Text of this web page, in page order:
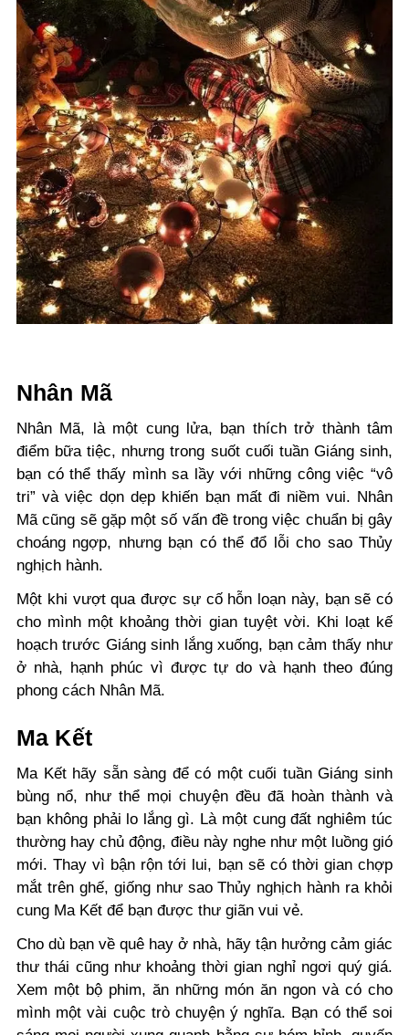
Nhân Mã
Nhân Mã, là một cung lửa, bạn thích trở thành tâm
điểm bữa tiệc, nhưng trong suốt cuối tuần Giáng sinh,
bạn có thể thấy mình sa lầy với những công việc “vô
tri” và việc dọn dẹp khiến bạn mất đi niềm vui. Nhân
Mã cũng sẽ gặp một số vấn đề trong việc chuẩn bị gây
choáng ngợp, nhưng bạn có thể đổ lỗi cho sao Thủy
nghịch hành.
Một khi vượt qua được sự cố hỗn loạn này, bạn sẽ có
cho mình một khoảng thời gian tuyệt vời. Khi loạt kế
hoạch trước Giáng sinh lắng xuống, bạn cảm thấy như
ở nhà, hạnh phúc vì được tự do và hạnh theo đúng
phong cách Nhân Mã.
Ma Kết
Ma Kết hãy sẵn sàng để có một cuối tuần Giáng sinh
bùng nổ, như thể mọi chuyện đều đã hoàn thành và
bạn không phải lo lắng gì. Là một cung đất nghiêm túc
thường hay chủ động, điều này nghe như một luồng gió
mới. Thay vì bận rộn tới lui, bạn sẽ có thời gian chợp
mắt trên ghế, giống như sao Thủy nghịch hành ra khỏi
cung Ma Kết để bạn được thư giãn vui vẻ.
Cho dù bạn về quê hay ở nhà, hãy tận hưởng cảm giác
thư thái cũng như khoảng thời gian nghỉ ngơi quý giá.
Xem một bộ phim, ăn những món ăn ngon và có cho
mình một vài cuộc trò chuyện ý nghĩa. Bạn có thể soi